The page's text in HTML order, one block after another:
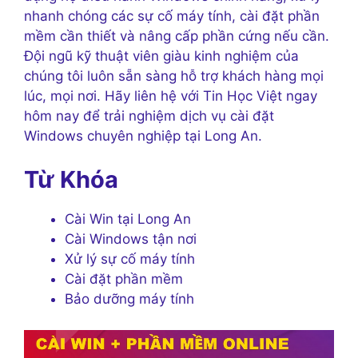
nhanh chóng các sự cố máy tính, cài đặt phần
mềm cần thiết và nâng cấp phần cứng nếu cần.
Đội ngũ kỹ thuật viên giàu kinh nghiệm của
chúng tôi luôn sẵn sàng hỗ trợ khách hàng mọi
lúc, mọi nơi. Hãy liên hệ với Tin Học Việt ngay
hôm nay để trải nghiệm dịch vụ cài đặt
Windows chuyên nghiệp tại Long An.
Từ Khóa
Cài Win tại Long An
Cài Windows tận nơi
Xử lý sự cố máy tính
Cài đặt phần mềm
Bảo dưỡng máy tính